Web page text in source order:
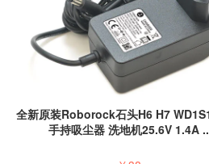
全新原装Roborock石头H6 H7
手持吸尘器 洗地机25.6V 1.4A